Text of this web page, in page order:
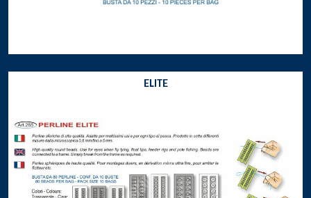
ELITE